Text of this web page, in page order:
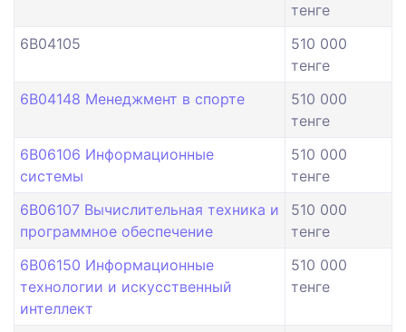
тенге
6B04105
510 000
тенге
6B04148 Менеджмент в спорте
510 000
тенге
6B06106 Информационные
системы
510 000
тенге
6B06107 Вычислительная техника и
программное обеспечение
510 000
тенге
6B06150 Информационные
технологии и искусственный
интеллект
510 000
тенге